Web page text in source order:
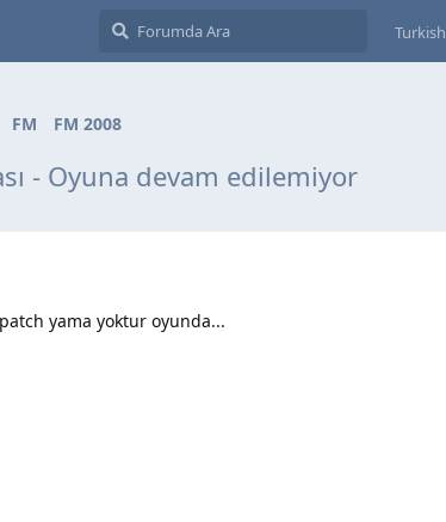
Turkish
FM FM 2008
- Oyuna devam edilemiyor
yama yoktur oyunda...